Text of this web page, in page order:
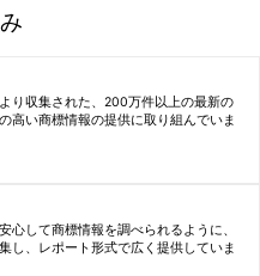
り収集された、200万件以上の最新の
高い商標情報の提供に取り組んでいま
心して商標情報を調べられるように、
し、レポート形式で広く提供していま